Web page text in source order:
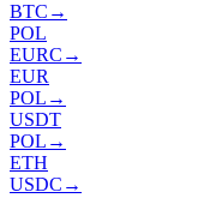
BTC →
POL
EURC →
EUR
POL →
USDT
POL →
ETH
USDC →